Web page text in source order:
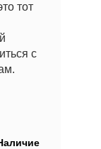
тот
с